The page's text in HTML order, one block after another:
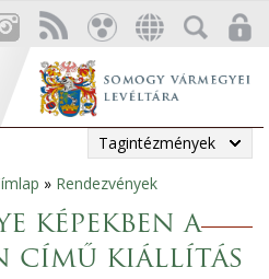
Tagintézmények
» Rendezvények
képekben a
című kiállítás